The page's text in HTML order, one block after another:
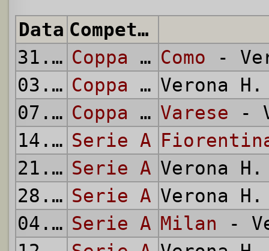
Data
Competizione
31.08.
1969 Coppa Italia Como -
03.09.
1969 Coppa Italia Verona
07.09.
1969 Coppa Italia Varese -
14.09.
1969
Serie A
21.09.
1969
Serie A Verona
28.09.
1969
Serie A Verona
04.10.
1969
Serie A Milan -